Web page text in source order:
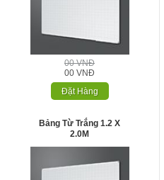
00 VNĐ
00 VNĐ
Đặt Hàng
Bảng Từ Trắng 1.2 X
2.0M